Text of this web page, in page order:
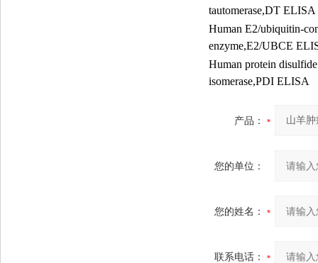
tautomerase,DT ELISA
Human E2/ubiquitin-
enzyme,E2/UBCE
Human protein disulfide
isomerase,PDI ELISA
产品：
您的单位：
您的姓名：
联系电话：